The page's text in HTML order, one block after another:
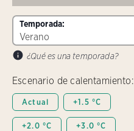
Temporada:
¿Qué es una temporada?
Escenario de calentamiento:
Actual +1.5 °C
+2.0 °C +3.0 °C